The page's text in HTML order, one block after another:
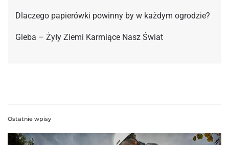
Dlaczego papierówki powinny by w każdym ogrodzie?
Gleba – Żyły Ziemi Karmiące Nasz Świat
Ostatnie wpisy